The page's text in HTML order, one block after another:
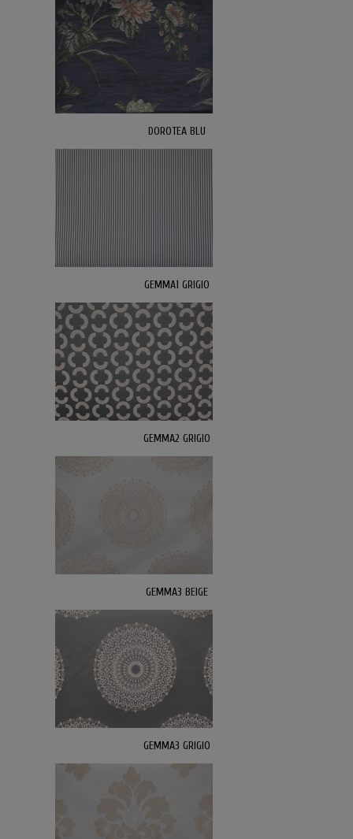
DOROTEA BLU
GEMMA1 GRIGIO
GEMMA2 GRIGIO
GEMMA3 BEIGE
GEMMA3 GRIGIO